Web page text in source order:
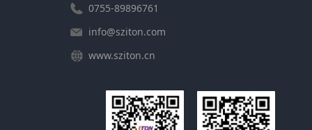
0755-89896761
info@sziton.com
www.sziton.cn